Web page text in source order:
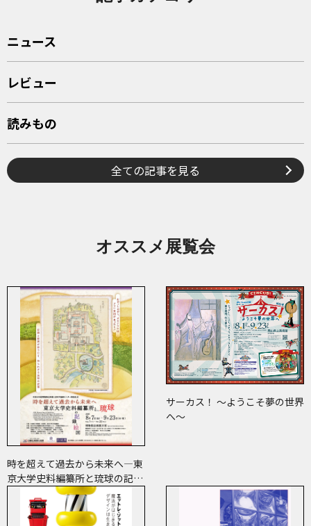
ニュース
レビュー
読みもの
全ての記事を見る
オススメ展覧会
時を超えて過去から未来へ―東
京大学史料編纂所と琉球の記
録・絵図―
サーカス！ ～ようこそ夢の世界
へ～